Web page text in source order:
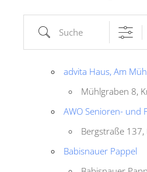
Suche
advita Haus, Am
Mühlgraben 8,
AWO Senioren- und
Bergstraße
Babisnauer Pappel